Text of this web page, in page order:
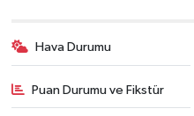
Hava Durumu
Puan Durumu ve Fikstür